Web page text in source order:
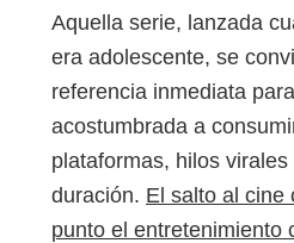
Aquella serie, lanzada
era adolescente, se
referencia inmediata
acostumbrada a
plataformas, hilos
duración. El salto al cine
punto el entretenimiento